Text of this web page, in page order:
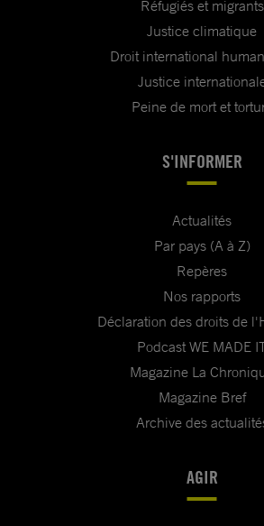
Réfugiés et migrants
Justice climatique
Droit international
Justice
Peine de mort et
S'INFORMER
Actualités
Par pays (A à Z)
Repères
Nos rapports
Déclaration des droits de
Podcast WE MADE
Magazine La
Magazine Bref
Archive des
AGIR